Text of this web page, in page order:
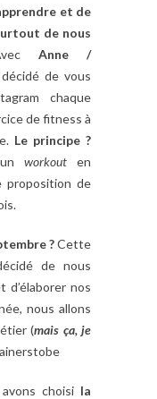
et de
de nous
Anne /
de vous
chaque
de fitness à
Le principe ?
unworkout en
proposition de
?Cette
de nous
d’élaborer nos
nous allons
(mais ça, je
choisi la